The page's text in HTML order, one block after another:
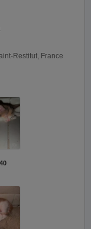
Restitut, France